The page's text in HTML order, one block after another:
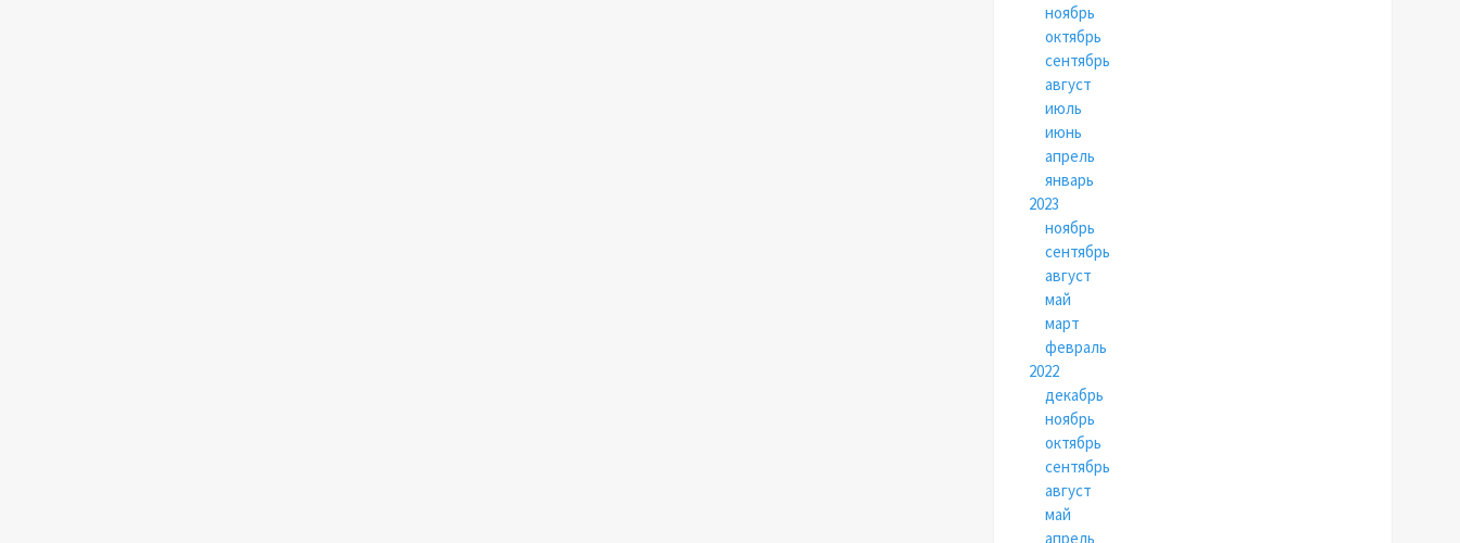
ноябрь
октябрь
сентябрь
август
июль
июнь
апрель
январь
2023
ноябрь
сентябрь
август
май
март
февраль
2022
декабрь
ноябрь
октябрь
сентябрь
август
май
апрель